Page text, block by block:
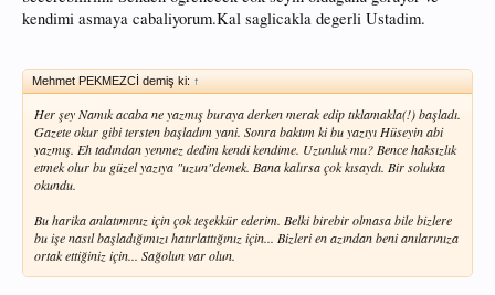
kendimi asmaya cabaliyorum.Kal saglicakla degerli Ustadim.
Mehmet PEKMEZCİ demiş ki: ↑
Her şey Namık acaba ne yazmış buraya derken merak edip tıklamakla(!) başladı.
Gazete okur gibi tersten başladım yani. Sonra baktım ki bu yazıyı Hüseyin abi
yazmış. Eh tadından yenmez dedim kendi kendime. Uzunluk mu? Bence haksızlık
etmek olur bu güzel yazıya "uzun"demek. Bana kalırsa çok kısaydı. Bir solukta
okundu.
Bu harika anlatımınız için çok teşekkür ederim. Belki birebir olmasa bile bizlere
bu işe nasıl başladığımızı hatırlattığınız için... Bizleri en azından beni anılarınıza
ortak ettiğiniz için... Sağolun var olun.